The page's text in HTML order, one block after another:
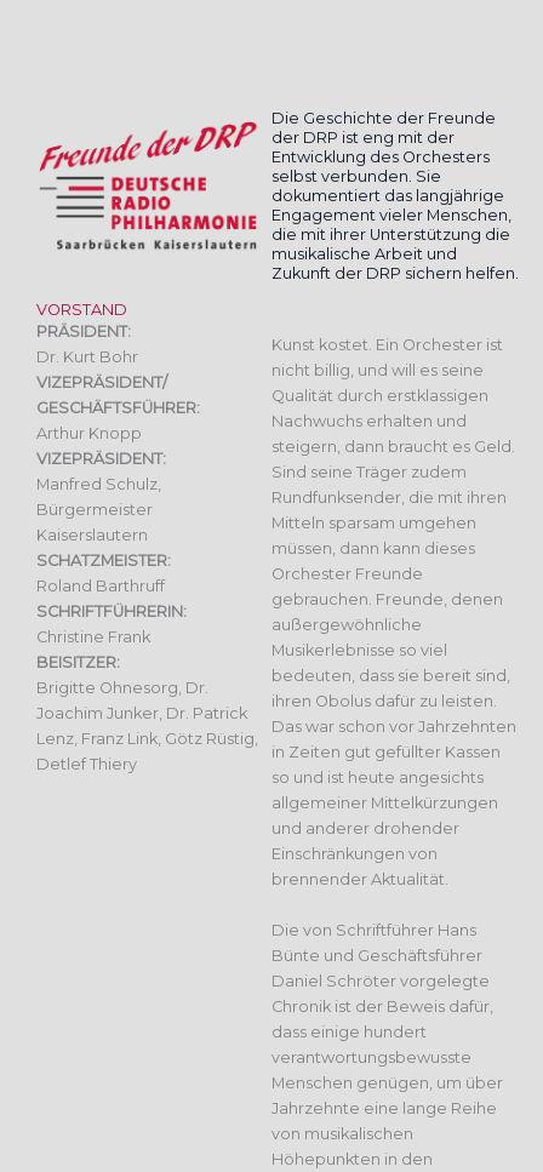
VORSTAND
PRÄSIDENT:
Dr. Kurt Bohr
VIZEPRÄSIDENT/
GESCHÄFTSFÜHRER:
Arthur Knopp
VIZEPRÄSIDENT:
Manfred Schulz,
Bürgermeister
Kaiserslautern
SCHATZMEISTER:
Roland Barthruff
SCHRIFTFÜHRERIN:
Christine Frank
BEISITZER:
Brigitte Ohnesorg, Dr.
Joachim Junker, Dr. Patrick
Lenz, Franz Link, Götz Rüstig,
Detlef Thiery
Die Geschichte der Freunde
der DRP ist eng mit der
Entwicklung des Orchesters
selbst verbunden. Sie
dokumentiert das langjährige
Engagement vieler Menschen,
die mit ihrer Unterstützung die
musikalische Arbeit und
Zukunft der DRP sichern helfen.
Kunst kostet. Ein Orchester ist
nicht billig, und will es seine
Qualität durch erstklassigen
Nachwuchs erhalten und
steigern, dann braucht es Geld.
Sind seine Träger zudem
Rundfunksender, die mit ihren
Mitteln sparsam umgehen
müssen, dann kann dieses
Orchester Freunde
gebrauchen. Freunde, denen
außergewöhnliche
Musikerlebnisse so viel
bedeuten, dass sie bereit sind,
ihren Obolus dafür zu leisten.
Das war schon vor Jahrzehnten
in Zeiten gut gefüllter Kassen
so und ist heute angesichts
allgemeiner Mittelkürzungen
und anderer drohender
Einschränkungen von
brennender Aktualität.
Die von Schriftführer Hans
Bünte und Geschäftsführer
Daniel Schröter vorgelegte
Chronik ist der Beweis dafür,
dass einige hundert
verantwortungsbewusste
Menschen genügen, um über
Jahrzehnte eine lange Reihe
von musikalischen
Höhepunkten in den